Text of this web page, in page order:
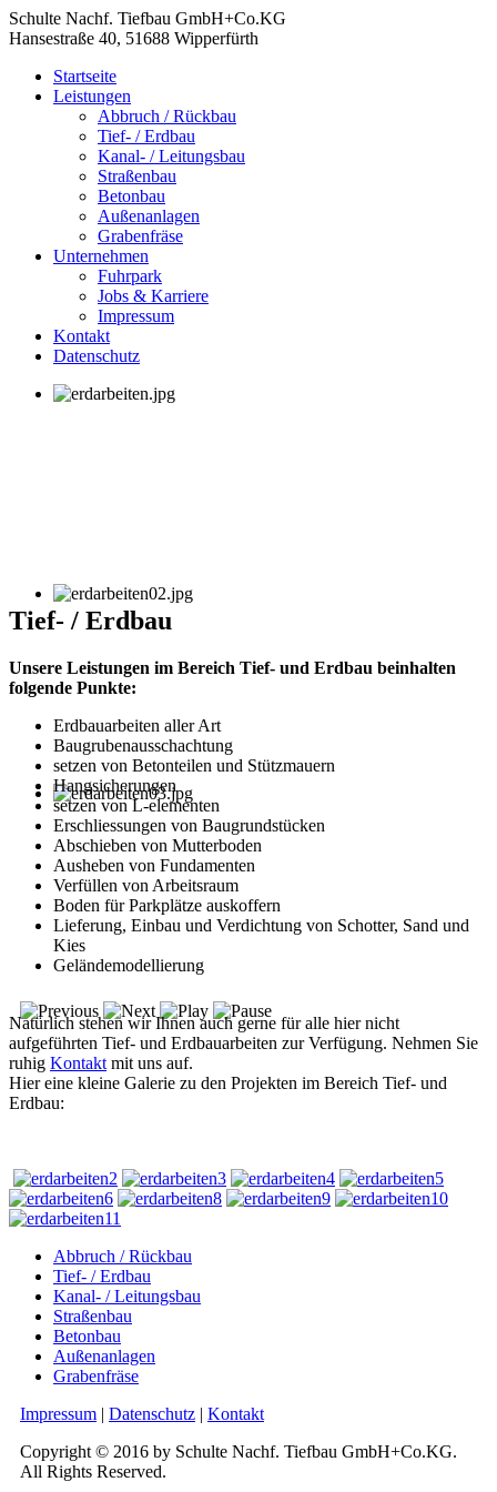
Schulte Nachf. Tiefbau GmbH+Co.KG
Hansestraße 40, 51688 Wipperfürth
Startseite
Leistungen
Abbruch / Rückbau
Tief- / Erdbau
Kanal- / Leitungsbau
Straßenbau
Betonbau
Außenanlagen
Grabenfräse
Unternehmen
Fuhrpark
Jobs & Karriere
Impressum
Kontakt
Datenschutz
Tief- / Erdbau
Unsere Leistungen im Bereich Tief- und Erdbau beinhalten
folgende Punkte:
Erdbauarbeiten aller Art
Baugrubenausschachtung
setzen von Betonteilen und Stützmauern
Hangsicherungen
setzen von L-elementen
Erschliessungen von Baugrundstücken
Abschieben von Mutterboden
Ausheben von Fundamenten
Verfüllen von Arbeitsraum
Boden für Parkplätze auskoffern
Lieferung, Einbau und Verdichtung von Schotter, Sand und
Kies
Geländemodellierung
Natürlich stehen wir Ihnen auch gerne für alle hier nicht
aufgeführten Tief- und Erdbauarbeiten zur Verfügung. Nehmen Sie
ruhig Kontakt mit uns auf.
Hier eine kleine Galerie zu den Projekten im Bereich Tief- und
Erdbau:
Abbruch / Rückbau
Tief- / Erdbau
Kanal- / Leitungsbau
Straßenbau
Betonbau
Außenanlagen
Grabenfräse
Impressum | Datenschutz | Kontakt
Copyright © 2016 by Schulte Nachf. Tiefbau GmbH+Co.KG.
All Rights Reserved.